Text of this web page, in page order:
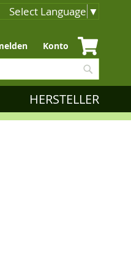
Select Language ▼
Konto
HERSTELLER